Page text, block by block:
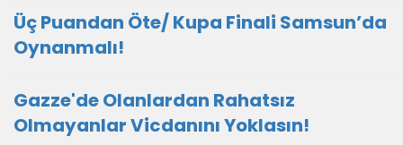
Üç Puandan Öte/ Kupa Finali Samsun’da
Oynanmalı!
Gazze'de Olanlardan Rahatsız
Olmayanlar Vicdanını Yoklasın!